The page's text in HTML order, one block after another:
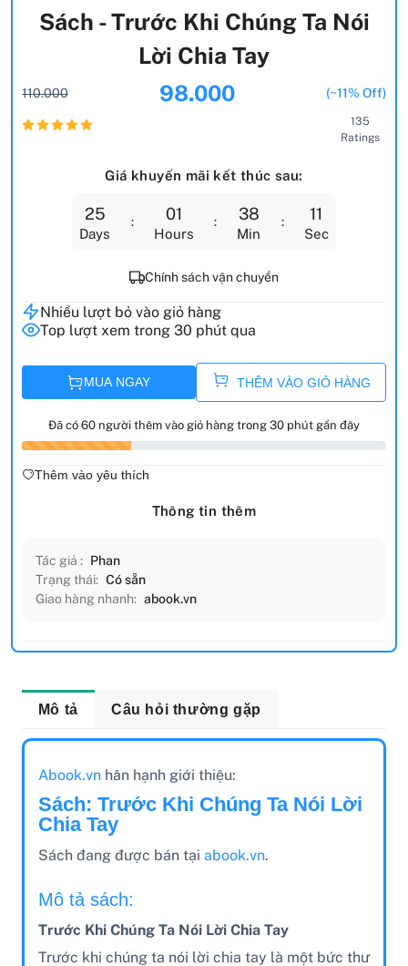
Sách - Trước Khi Chúng Ta Nói
Lời Chia Tay
110.000 98.000 (~11% Off)
135
Ratings
Giá khuyến mãi kết thúc sau:
25
Days
01
Hours
38
Min
10
Sec
Chính sách vận chuyển
Nhiều lượt bỏ vào giỏ hàng
Top lượt xem trong 30 phút qua
MUA NGAY THÊM VÀO GIỎ HÀNG
Đã có 60 người thêm vào giỏ hàng trong 30 phút gần đây
Thêm vào yêu thích
Thông tin thêm
Tác giả : Phan
Trạng thái: Có sẵn
Giao hàng nhanh: abook.vn
Mô tả Câu hỏi thường gặp
Abook.vnhân hạnh giới thiệu:
Sách: Trước Khi Chúng Ta Nói Lời
Chia Tay
Sách đang được bán tại abook.vn.
Mô tả sách:
Trước Khi Chúng Ta Nói Lời Chia Tay
Trước khi chúng ta nói lời chia tay là một bức thư